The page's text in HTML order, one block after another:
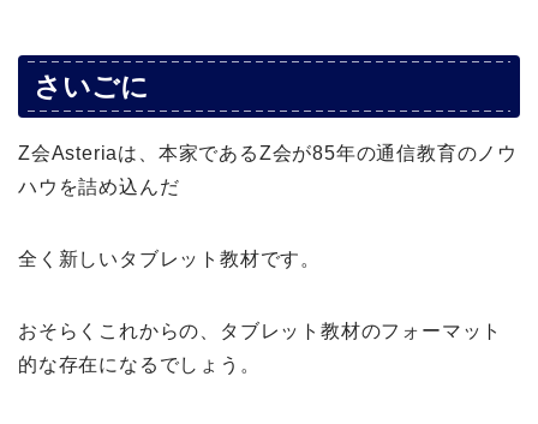
さいごに
Z会Asteriaは、本家であるZ会が85年の通信教育のノウ
ハウを詰め込んだ
全く新しいタブレット教材です。
おそらくこれからの、タブレット教材のフォーマット
的な存在になるでしょう。